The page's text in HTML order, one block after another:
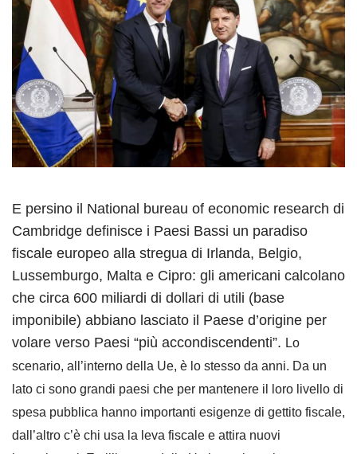
E persino il National bureau of economic research di
Cambridge definisce i Paesi Bassi un paradiso
fiscale europeo alla stregua di Irlanda, Belgio,
Lussemburgo, Malta e Cipro: gli americani calcolano
che circa 600 miliardi di dollari di utili (base
imponibile) abbiano lasciato il Paese d’origine per
volare verso Paesi “più accondiscendenti”. Lo
scenario, all’interno della Ue, è lo stesso da anni. Da un
lato ci sono grandi paesi che per mantenere il loro livello di
spesa pubblica hanno importanti esigenze di gettito fiscale,
dall’altro c’è chi usa la leva fiscale e attira nuovi